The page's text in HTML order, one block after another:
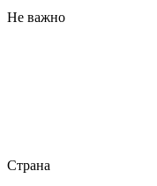
Не важно
Страна